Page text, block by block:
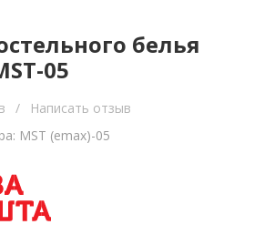
белья
05
/
Написать отзыв
MST (еmax)-05